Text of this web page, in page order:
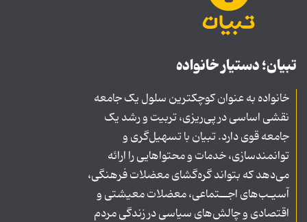
تبیان؛ دستیار خانواده
خانواده به عنوان کوچکترین سلول یک جامعه
نقشی اساسی در پی‌ریزی، تربیت و رشد یک
جامعه قوی دارد. تبیان با تسهیل‌گری و
توانمندسازی، خدمات و محتواهایی را ارائه
می‌دهد که بتواند گره‌گشای معضلات فرهنگی،
آسیـب‌های اجــتماعی، معضلات معیشتی و
اقتصادی و چالش‌های سیاسی در زندگی مردم